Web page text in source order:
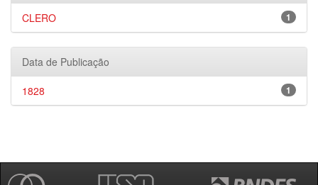
1
CLERO
Data de Publicação
1
1828